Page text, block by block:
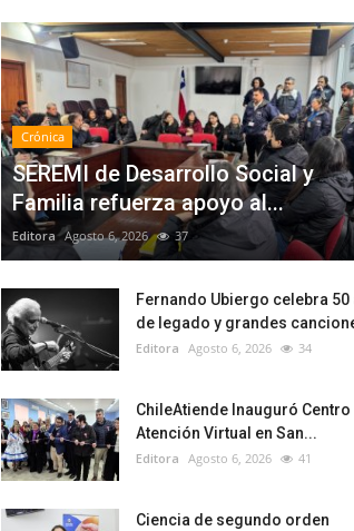
Crónica
SEREMI de Desarrollo Social y
Familia refuerza apoyo al...
Editora Agosto 6, 2026 37
Fernando Ubiergo celebra 50
de legado y grandes
Editora Agosto 6, 2026 34
ChileAtiende Inauguró Centro
Atención Virtual en San...
Editora Agosto 6, 2026 41
Ciencia de segundo orden